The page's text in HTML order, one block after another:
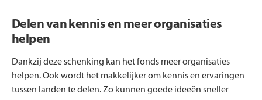
Delen van kennis en meer organisaties
helpen
Dankzij deze schenking kan het fonds meer organisaties
helpen. Ook wordt het makkelijker om kennis en ervaringen
tussen landen te delen. Zo kunnen goede ideeën sneller